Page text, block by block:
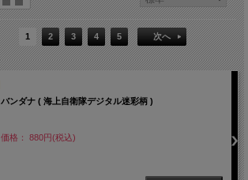
1 2 3 4 5 次へ
バンダナ ( 海上自衛隊デジタル迷彩柄 )
価格： 880円(税込)